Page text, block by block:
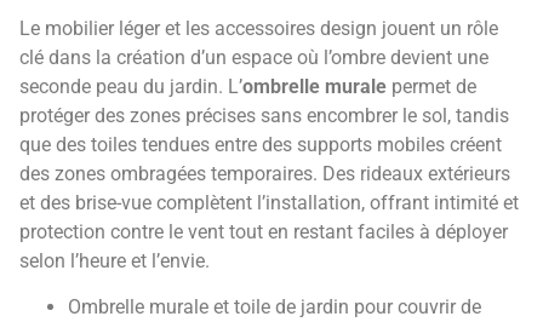
Le mobilier léger et les accessoires design jouent un rôle
clé dans la création d’un espace où l’ombre devient une
seconde peau du jardin. L’ombrelle murale permet de
protéger des zones précises sans encombrer le sol, tandis
que des toiles tendues entre des supports mobiles créent
des zones ombragées temporaires. Des rideaux extérieurs
et des brise-vue complètent l’installation, offrant intimité et
protection contre le vent tout en restant faciles à déployer
selon l’heure et l’envie.
Ombrelle murale et toile de jardin pour couvrir de